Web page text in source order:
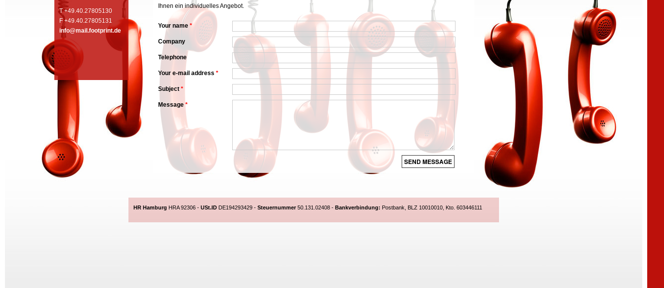
T +49.40.27805130
F +49.40.27805131
info@mail.footprint.de
Ihnen ein individuelles Angebot.
Your name *
Company
Telephone
Your e-mail address *
Subject *
Message *
HR Hamburg HRA 92306 - USt.ID DE194293429 - Steuernummer 50.131.02408 - Bankverbindung: Postbank, BLZ 10010010 , Kto. 603446111